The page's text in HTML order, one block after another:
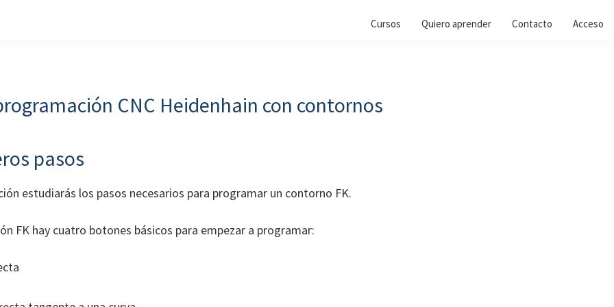
Cursos Quiero aprender Contacto Acceso
CNC Heidenhain con contornos
pasos
estudiarás los pasos necesarios para programar un contorno FK.
FK hay cuatro botones básicos para empezar a programar: